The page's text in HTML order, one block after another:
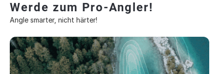
Werde zum Pro-Angler!
Angle smarter, nicht härter!